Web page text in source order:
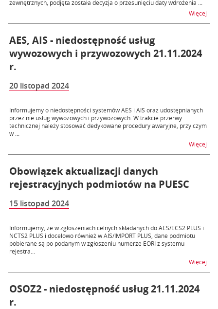
zewnętrznych, podjęta została decyzja o przesunięciu daty wdrożenia ...
Więcej
AES, AIS - niedostępność usług
wywozowych i przywozowych 21.11.2024
r.
20 listopad 2024
Informujemy o niedostępności systemów AES i AIS oraz udostępnianych
przez nie usług wywozowych i przywozowych. W trakcie przerwy
technicznej należy stosować dedykowane procedury awaryjne, przy czym
w ...
Więcej
Obowiązek aktualizacji danych
rejestracyjnych podmiotów na PUESC
15 listopad 2024
Informujemy, że w zgłoszeniach celnych składanych do AES/ECS2 PLUS i
NCTS2 PLUS i docelowo również w AIS/IMPORT PLUS, dane podmiotu
pobierane są po podanym w zgłoszeniu numerze EORI z systemu
rejestra...
Więcej
OSOZ2 - niedostępność usług 21.11.2024
r.